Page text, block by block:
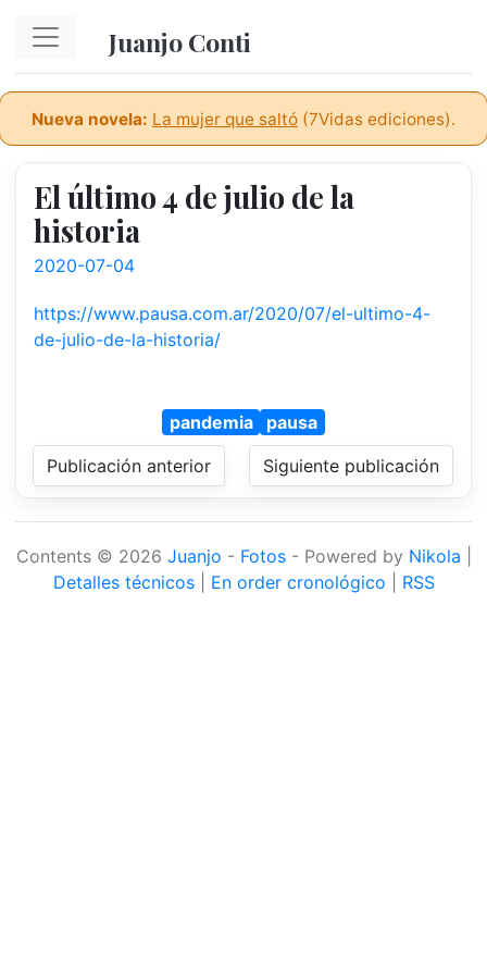
Juanjo Conti
Nueva novela: La mujer que saltó (7Vidas ediciones).
El último 4 de julio de la
historia
2020-07-04
https://www.pausa.com.ar/2020/07/el-ultimo-4-
de-julio-de-la-historia/
pandemia
pausa
Publicación anterior
Siguiente publicación
Contents © 2026 Juanjo - Fotos- Powered by Nikola
Detalles técnicos| En order cronológico RSS